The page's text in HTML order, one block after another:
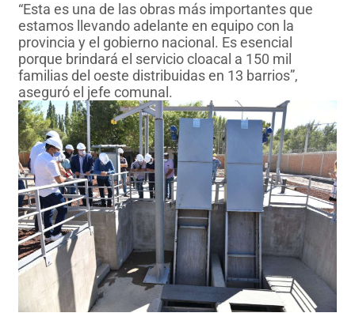
“Esta es una de las obras más importantes que
estamos llevando adelante en equipo con la
provincia y el gobierno nacional. Es esencial
porque brindará el servicio cloacal a 150 mil
familias del oeste distribuidas en 13 barrios”,
aseguró el jefe comunal.